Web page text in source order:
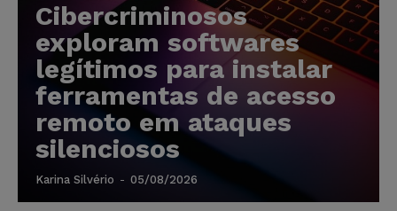
Cibercriminosos
exploram softwares
legítimos para instalar
ferramentas de acesso
remoto em ataques
silenciosos
Karina Silvério - 05/08/2026